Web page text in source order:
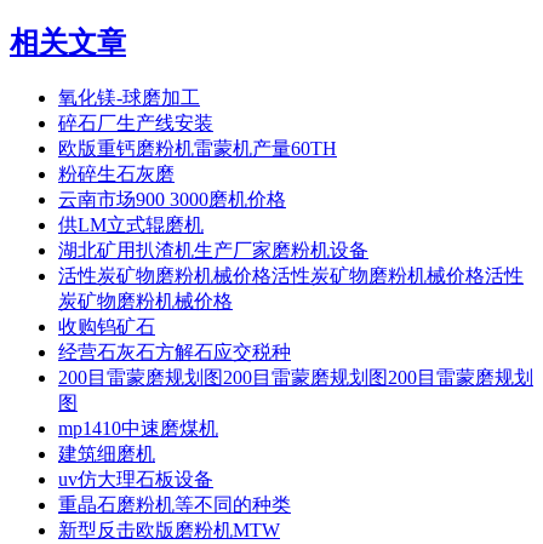
相关文章
氧化镁-球磨加工
碎石厂生产线安装
欧版重钙磨粉机雷蒙机产量60TH
粉碎生石灰磨
云南市场900 3000磨机价格
供LM立式辊磨机
湖北矿用扒渣机生产厂家磨粉机设备
活性炭矿物磨粉机械价格活性炭矿物磨粉机械价格活性
炭矿物磨粉机械价格
收购钨矿石
经营石灰石方解石应交税种
200目雷蒙磨规划图200目雷蒙磨规划图200目雷蒙磨规划
图
mp1410中速磨煤机
建筑细磨机
uv仿大理石板设备
重晶石磨粉机等不同的种类
新型反击欧版磨粉机MTW